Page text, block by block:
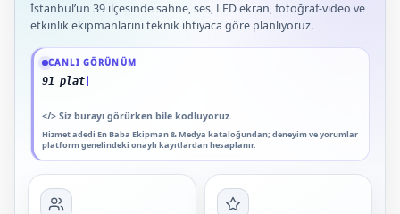
İstanbul’un 39 ilçesinde sahne, ses, LED ekran, fotoğraf-video ve
etkinlik ekipmanlarını teknik ihtiyaca göre planlıyoruz.
CANLI GÖRÜNÜM
91 platform genelinde onaylı yorum
</> Siz burayı görürken bile kodluyoruz.
Hizmet adedi En Baba Ekipman & Medya kataloğundan; deneyim ve yorumlar
platform genelindeki onaylı kayıtlardan hesaplanır.
Güncel veriler: 1.291+ En Baba ağı hizmet deneyimi; 91 platform genelinde